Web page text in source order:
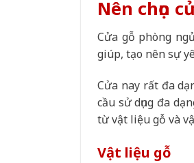
Nên chọn
Cửa gỗ phòng
giúp, tạo nên sự
Cửa nay rất đa
cầu sử dụng đa
từ vật liệu gỗ và
Vật liệu gỗ